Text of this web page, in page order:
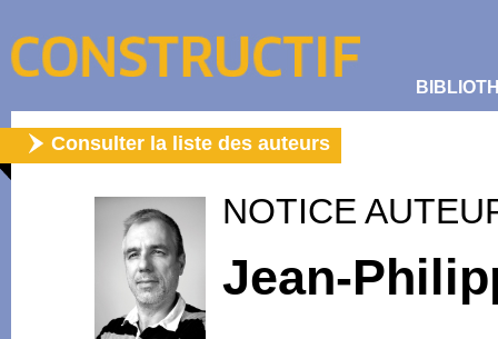
Consulter la liste des auteurs
NOTICE
Jean-